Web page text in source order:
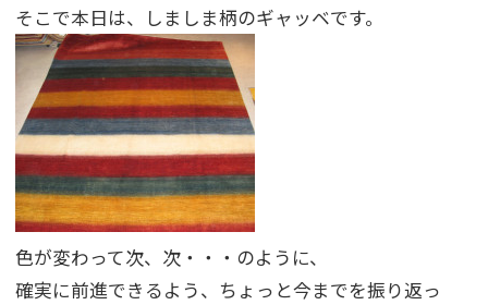
そこで本日は、しましま柄のギャッベです。
色が変わって次、次・・・のように、
確実に前進できるよう、ちょっと今までを振り返っ